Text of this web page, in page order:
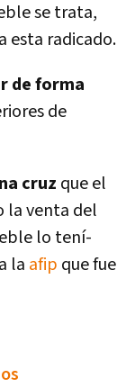
se trata,
esta radicado.
de forma
de
cruz que el
la venta del
lo tení­
la afip que fue